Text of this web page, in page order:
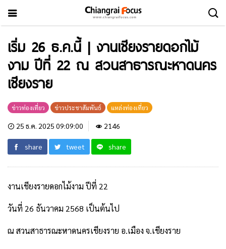
เริ่ม 26 ธ.ค.นี้ | งานเชียงรายดอกไม้
งาม ปีที่ 22 ณ สวนสาธารณะหาดนคร
เชียงราย
ข่าวท่องเที่ยว ข่าวประชาสัมพันธ์ แหล่งท่องเที่ยว
25 ธ.ค. 2025 09:09:00 2146
share tweet share
งานเชียงรายดอกไม้งาม ปีที่ 22
วันที่ 26 ธันวาคม 2568 เป็นต้นไป
ณ สวนสาธารณะหาดนครเชียงราย อ.เมือง จ.เชียงราย